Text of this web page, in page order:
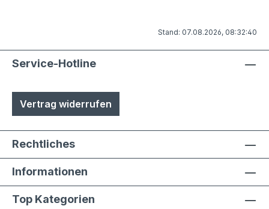
Stand: 07.08.2026, 08:32:40
Service-Hotline
Vertrag widerrufen
Rechtliches
Informationen
Top Kategorien